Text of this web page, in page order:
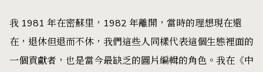
我 1981 年在密蘇里，1982 年離開，當時的理想現在還
在，退休但退而不休，我們這些人同樣代表這個生態裡面的
一個貢獻者，也是當今最缺乏的圖片編輯的角色。我在《中